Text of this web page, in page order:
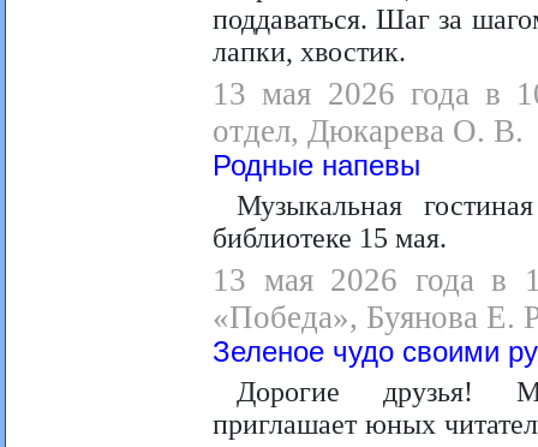
поддаваться. Шаг за
лапки, хвостик.
13 мая 2026 года в
отдел, Дюкарева О. В.
Родные напевы
Музыкальная
библиотеке 15 мая.
13 мая 2026 года в
«Победа», Буянова Е.
Зеленое чудо своими
Дорогие друзья!
приглашает юных